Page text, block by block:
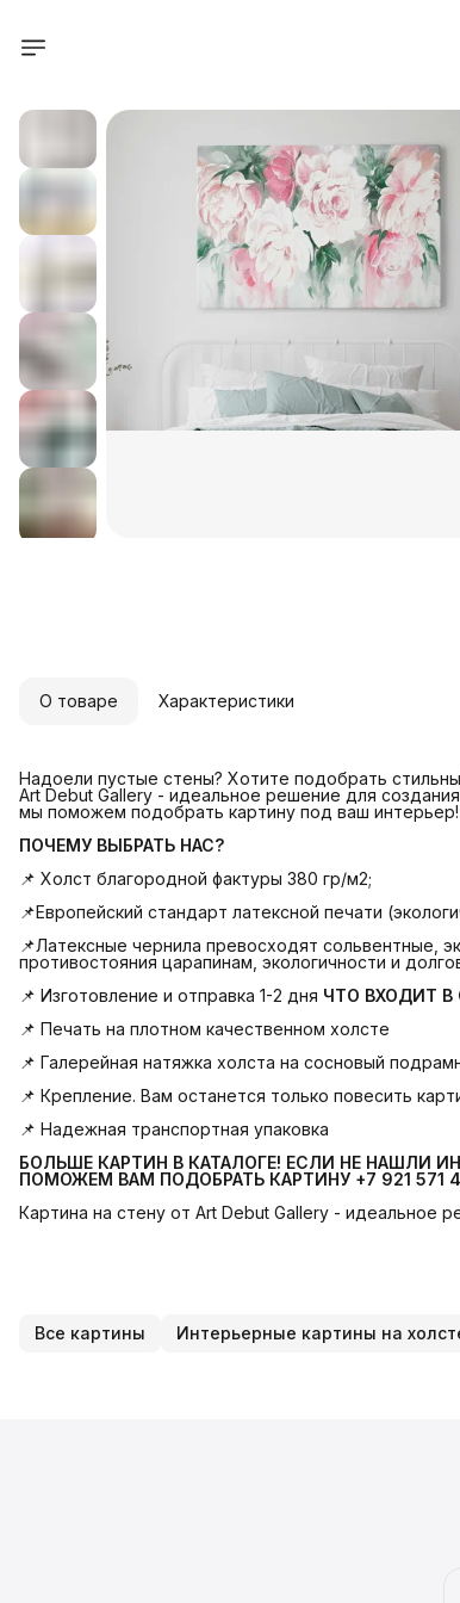
О товаре Характеристики
Надоели пустые стены? Хотите подобрать
Art Debut Gallery - идеальное решение для
мы поможем подобрать картину под ваш
ПОЧЕМУ ВЫБРАТЬ НАС?
📌 Холст благородной фактуры 380 гр/м2;
📌Европейский стандарт латексной печати
📌Латексные чернила превосходят сольвентные,
противостояния царапинам, экологичности и
📌 Изготовление и отправка 1-2 дня ЧТО ВХОДИТ
📌 Печать на плотном качественном холсте
📌 Галерейная натяжка холста на сосновый
📌 Крепление. Вам останется только повесить
📌 Надежная транспортная упаковка
БОЛЬШЕ КАРТИН В КАТАЛОГЕ! ЕСЛИ НЕ НАШЛИ
ПОМОЖЕМ ВАМ ПОДОБРАТЬ КАРТИНУ +7 921 571
Картина на стену от Art Debut Gallery - идеальное
Все картины Интерьерные картины на